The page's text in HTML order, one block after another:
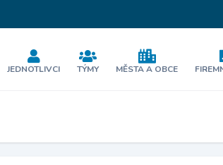
JEDNOTLIVCI TÝMY MĚSTA A OBCE